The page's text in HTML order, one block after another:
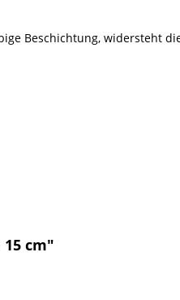
Beschichtung, widersteht
cm"